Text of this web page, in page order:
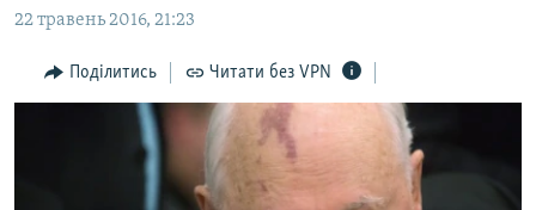
до
навігації
Перейти
ПОЛІТИКА
БЛОГИ
22 травень 2016, 21:23
Поділитись Читати без VPN